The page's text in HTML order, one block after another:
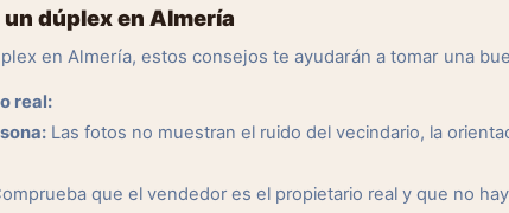
dúplex en Almería
en Almería, estos consejos te ayudarán a tomar una
real:
Las fotos no muestran el ruido del vecindario, la
que el vendedor es el propietario real y que no